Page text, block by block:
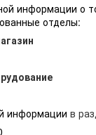
информации о
отделы:
информации в